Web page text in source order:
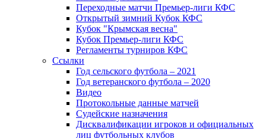
Переходные матчи Премьер-лиги КФС
Открытый зимний Кубок КФС
Кубок "Крымская весна"
Кубок Премьер-лиги КФС
Регламенты турниров КФС
Ссылки
Год сельского футбола – 2021
Год ветеранского футбола – 2020
Видео
Протокольные данные матчей
Судейские назначения
Дисквалификации игроков и официальных
лиц футбольных клубов